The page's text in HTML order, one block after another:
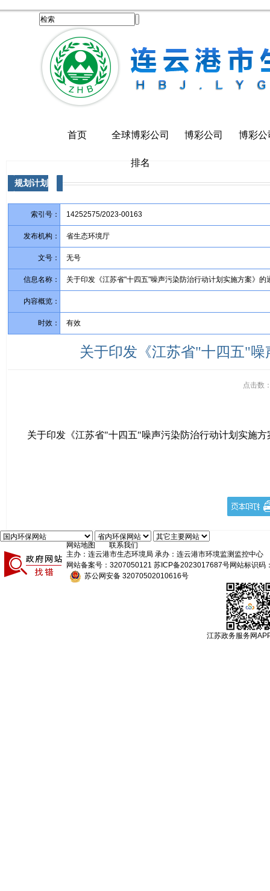
首页 全球博彩公司
排名
博彩公司 博彩公
规划计划
索引号： 14252575/2023-00163
发布机构： 省生态环境厅
文号： 无号
信息名称： 关于印发《江苏省"十四五"噪声污染防治行动计划实施方案》的
内容概览：
时效： 有效
关于印发《江苏省"十四五"
点击数
关于印发《江苏省"十四五"噪声污染防治行动计划实施方
网站地图
联系我们
主办：连云港市生态环境局 承办：连云港市环境监测监控中心
网站备案号：3207050121 苏ICP备2023017687号网站标识码
苏公网安备 32070502010616号
江苏政务服务网